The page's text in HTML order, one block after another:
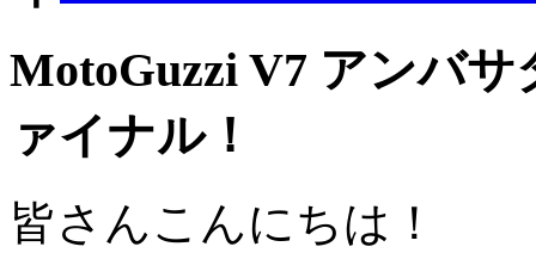
MotoGuzzi V7 アンバ
ァイナル！
皆さんこんにちは！